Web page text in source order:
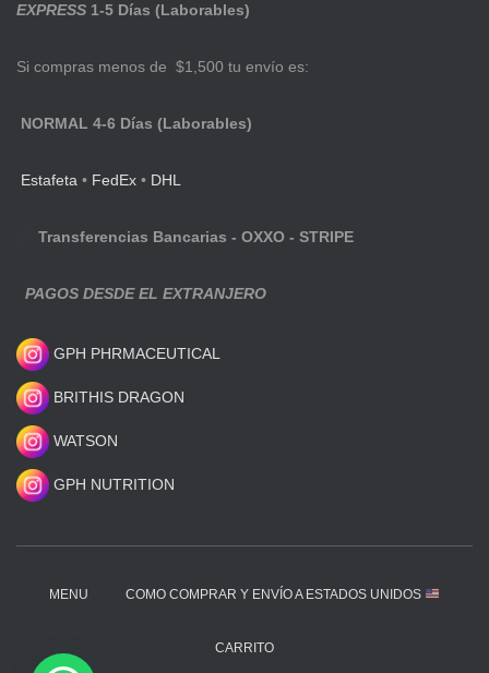
EXPRESS 1-5 Días (Laborables)
Si compras menos de $1,500 tu envío es:
NORMAL 4-6 Días (Laborables)
Estafeta • FedEx • DHL
Transferencias Bancarias - OXXO - STRIPE
PAGOS DESDE EL EXTRANJERO
GPH PHRMACEUTICAL
BRITHIS DRAGON
WATSON
GPH NUTRITION
MENU COMO COMPRAR Y ENVÍO A ESTADOS UNIDOS
CARRITO